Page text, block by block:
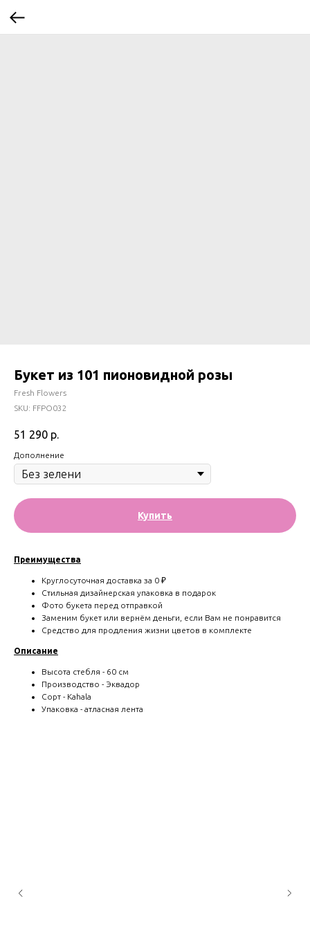
Букет из 101 пионовидной розы
Fresh Flowers
SKU: FFPO032
51 290 р.
Дополнениe
Купить
Преимущества
Круглосуточная доставка за 0 ₽
Стильная дизайнерская упаковка в подарок
Фото букета перед отправкой
Заменим букет или вернём деньги, если Вам не понравится
Средство для продления жизни цветов в комплекте
Описание
Высота стебля - 60 см
Производство - Эквадор
Сорт - Kahala
Упаковка - атласная лента